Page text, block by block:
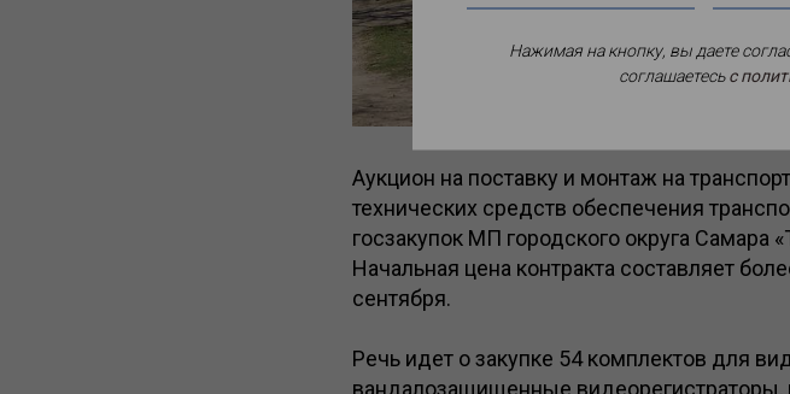
Аукцион на поставку и монтаж на
технических средств обеспечения
госзакупок МП городского округа Самара
Начальная цена контракта составляет
сентября.
Речь идет о закупке 54 комплектов для
вандалозащищенные
Нажимая на кнопку, вы даете
соглашаетесьc